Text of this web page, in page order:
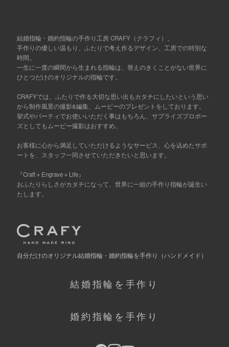
結婚指輪・婚約指輪の手作り工房 CRAFY（クラフィ）。
手作りの優しい温もり、ふたりで考え作るデザイン、工房での特別な
時間。
一生に一度の瞬間から生まれる指輪は、替えのきくことがない世界に
ひとつだけのオリジナルの指輪です。
CRAFYでは、ふたりで作る大切な思い出もカタチにしたいという思い
から制作風景の撮影&編集、ムービーのプレゼントをしております。
挙式やパーティでお使いいただく事はもちろん、サプライズプロポー
ズとしてもムービー撮影はおすすめ。
お客様に心から満足していただけるようなサービス、心を込めたサポ
ートを、スタッフ一同させていただきたいと思います。
『Craft＋Engrave＋Life』
おふたりらしさがカタチになって、世界に一組の手作り指輪が誕生い
たします。
自分だけのオリジナル結婚指輪・婚約指輪を手作り （ハンドメイド）
結婚指輪を手作り
婚約指輪を手作り